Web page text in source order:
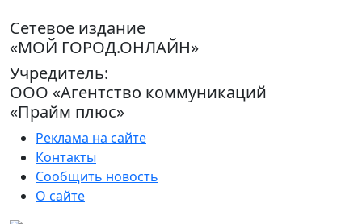
Сетевое издание
«МОЙ ГОРОД.ОНЛАЙН»
Учредитель:
ООО «Агентство коммуникаций
«Прайм плюс»
Реклама на сайте
Контакты
Сообщить новость
О сайте